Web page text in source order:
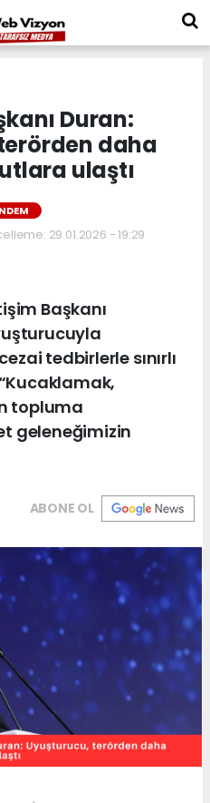
Duran:
daha
ulaştı
29.01.2026 - 19:29
Başkanı
tedbirlerle sınırlı
topluma
geleneğimizin
ABONE OL